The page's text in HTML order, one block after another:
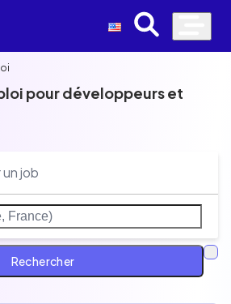
pour développeurs et
of jobs you won't find
Rechercher